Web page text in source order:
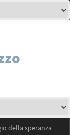
della speranza